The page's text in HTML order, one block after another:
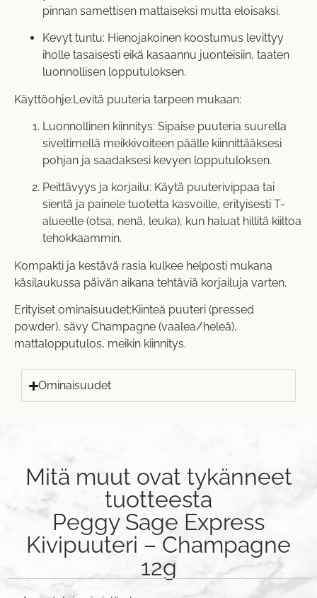
pinnan samettisen mattaiseksi mutta eloisaksi.
Kevyt tuntu: Hienojakoinen koostumus levittyy
iholle tasaisesti eikä kasaannu juonteisiin, taaten
luonnollisen lopputuloksen.
Käyttöohje:Levitä puuteria tarpeen mukaan:
Luonnollinen kiinnitys: Sipaise puuteria suurella
siveltimellä meikkivoiteen päälle kiinnittääksesi
pohjan ja saadaksesi kevyen lopputuloksen.
Peittävyys ja korjailu: Käytä puuterivippaa tai
sientä ja painele tuotetta kasvoille, erityisesti T-
alueelle (otsa, nenä, leuka), kun haluat hillitä kiiltoa
tehokkaammin.
Kompakti ja kestävä rasia kulkee helposti mukana
käsilaukussa päivän aikana tehtäviä korjailuja varten.
Erityiset ominaisuudet:Kiinteä puuteri (pressed
powder), sävy Champagne (vaalea/heleä),
mattalopputulos, meikin kiinnitys.
Ominaisuudet
Mitä muut ovat tykänneet
tuotteesta
Peggy Sage Express
Kivipuuteri – Champagne
12g